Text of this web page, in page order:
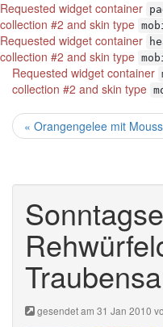
Requested widget container
collection #2 and skin type
Requested widget container
collection #2 and skin type
Requested widget container
collection #2 and skin type
« Orangengelee mit
gesendet am 31 Jan 2010